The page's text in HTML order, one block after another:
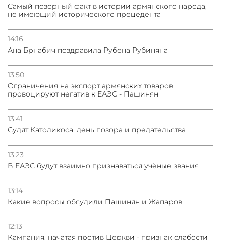
Самый позорный факт в истории армянского народа,
не имеющий исторического прецедента
14:16
Ана Брнабич поздравила Рубена Рубиняна
13:50
Oграничения на экспорт армянских товаров
провоцируют негатив к ЕАЭС - Пашинян
13:41
Судят Католикоса: день позора и предательства
13:23
В ЕАЭС будут взаимно признаваться учёные звания
13:14
Какие вопросы обсудили Пашинян и Жапаров
12:13
Кампания, начатая против Церкви - признак слабости